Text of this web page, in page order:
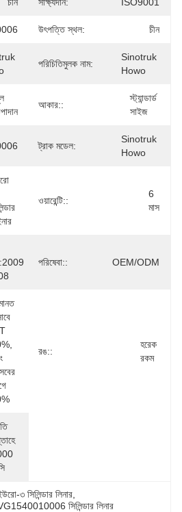
উৎপত্তি স্থল: চীন
পরিচিতিমুলক নাম:
Sinotruk
Howo
আকার::
স্ট্যান্ডার্ড
সাইজ
ট্রাক মডেল:
Sinotruk
Howo
ওয়ারেন্টি::
6
মাস
পরিষেবা:: OEM/ODM
রঙ::
হরেক
রকম
৩ সিলিন্ডার লিনার
সিলিন্ডার লিনার